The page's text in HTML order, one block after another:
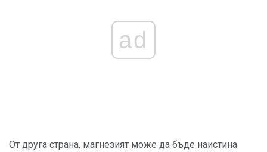
ad
От друга страна, магнезият може да бъде наистина